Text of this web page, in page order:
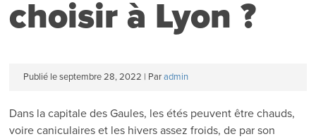
choisir à Lyon ?
Publié le septembre 28, 2022 | Par admin
Dans la capitale des Gaules, les étés peuvent être chauds,
voire caniculaires et les hivers assez froids, de par son